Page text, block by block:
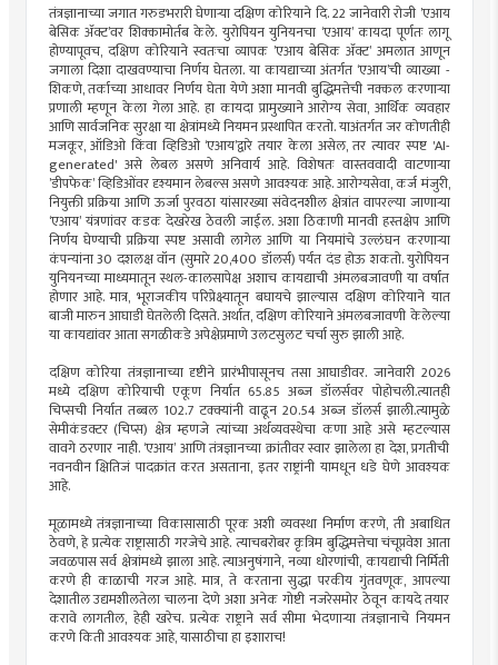
तंत्रज्ञानाच्या जगात गरुडभरारी घेणाऱ्या दक्षिण कोरियाने दि. 22 जानेवारी रोजी ‌’एआय
बेसिक ॲक्ट‌’वर शिक्कामोर्तब केले. युरोपियन युनियनचा ‌‘एआय‌’ कायदा पूर्णतः लागू
होण्यापूवच, दक्षिण कोरियाने स्वतःचा व्यापक ‌’एआय बेसिक ॲक्ट‌’ अमलात आणून
जगाला दिशा दाखवण्याचा निर्णय घेतला. या कायद्याच्या अंतर्गत ‌‘एआय‌’ची व्याख्या -
शिकणे, तर्काच्या आधावर निर्णय घेता येणे अशा मानवी बुद्धिमत्तेची नक्कल करणाऱ्या
प्रणाली म्हणून केला गेला आहे. हा कायदा प्रामुख्याने आरोग्य सेवा, आर्थिक व्यवहार
आणि सार्वजनिक सुरक्षा या क्षेत्रांमध्ये नियमन प्रस्थापित करतो. याअंतर्गत जर कोणतीही
मजकूर, ऑडिओ किंवा व्हिडिओ ‌‘एआय‌’द्वारे तयार केला असेल, तर त्यावर स्पष्ट 'AI-
generated' असे लेबल असणे अनिवार्य आहे. विशेषतः वास्तववादी वाटणाऱ्या
‌’डीपफेक‌’ व्हिडिओंवर दृश्यमान लेबल्स असणे आवश्यक आहे. आरोग्यसेवा, कर्ज मंजुरी,
नियुक्ती प्रक्रिया आणि ऊर्जा पुरवठा यांसारख्या संवेदनशील क्षेत्रांत वापरल्या जाणाऱ्या
‌‘एआय‌’ यंत्रणांवर कडक देखरेख ठेवली जाईल. अशा ठिकाणी मानवी हस्तक्षेप आणि
निर्णय घेण्याची प्रक्रिया स्पष्ट असावी लागेल आणि या नियमांचे उल्लंघन करणाऱ्या
कंपन्यांना 30 दशलक्ष वॉन (सुमारे 20,400 डॉलर्स) पर्यंत दंड होऊ शकतो. युरोपियन
युनियनच्या माध्यमातून स्थल-कालसापेक्ष अशाच कायद्याची अंमलबजावणी या वर्षात
होणार आहे. मात्र, भूराजकीय परिप्रेक्ष्यातून बघायचे झाल्यास दक्षिण कोरियाने यात
बाजी मारुन आघाडी घेतलेली दिसते. अर्थात, दक्षिण कोरियाने अंमलबजावणी केलेल्या
या कायद्यांवर आता सगळीकडे अपेक्षेप्रमाणे उलटसुलट चर्चा सुरु झाली आहे.
दक्षिण कोरिया तंत्रज्ञानाच्या दृष्टीने प्रारंभीपासूनच तसा आघाडीवर. जानेवारी 2026
मध्ये दक्षिण कोरियाची एकूण निर्यात 65.85 अब्ज डॉलर्सवर पोहोचली.त्यातही
चिप्सची निर्यात तब्बल 102.7 टक्क्यांनी वाढून 20.54 अब्ज डॉलर्स झाली.त्यामुळे
सेमीकंडक्टर (चिप्स) क्षेत्र म्हणजे त्यांच्या अर्थव्यवस्थेचा कणा आहे असे म्हटल्यास
वावगे ठरणार नाही. ‌‘एआय‌’ आणि तंत्रज्ञानच्या क्रांतीवर स्वार झालेला हा देश, प्रगतीची
नवनवीन क्षितिजं पादक्रांत करत असताना, इतर राष्ट्रांनी यामधून धडे घेणे आवश्यक
आहे.
मूळामध्ये तंत्रज्ञानाच्या विकासासाठी पूरक अशी व्यवस्था निर्माण करणे, ती अबाधित
ठेवणे, हे प्रत्येक राष्ट्रासाठी गरजेचे आहे. त्याचबरोबर कृत्रिम बुद्धिमत्तेचा चंचूप्रवेश आता
जवळपास सर्व क्षेत्रांमध्ये झाला आहे. त्याअनुषंगाने, नव्या धोरणांची, कायद्याची निर्मिती
करणे ही काळाची गरज आहे. मात्र, ते करताना सुद्धा परकीय गुंतवणूक, आपल्या
देशातील उद्यमशीलतेला चालना देणे अशा अनेक गोष्टी नजरेसमोर ठेवून कायदे तयार
करावे लागतील, हेही खरेच. प्रत्येक राष्ट्राने सर्व सीमा भेदणाऱ्या तंत्रज्ञानाचे नियमन
करणे किती आवश्यक आहे, यासाठीचा हा इशाराच!